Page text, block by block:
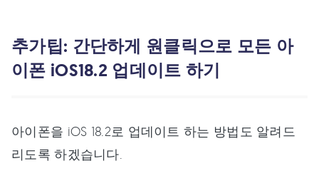
추가팁: 간단하게 원클릭으로 모든 아
이폰 iOS18.2 업데이트 하기
아이폰을 iOS 18.2로 업데이트 하는 방법도 알려드
리도록 하겠습니다.